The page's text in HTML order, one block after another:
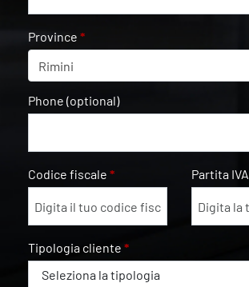
Province *
Rimini
Phone (optional)
Codice fiscale * Partita IVA
Tipologia cliente *